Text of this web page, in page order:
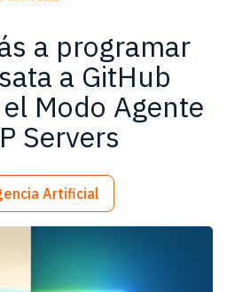
a programar
a GitHub
Modo Agente
Servers
Artificial